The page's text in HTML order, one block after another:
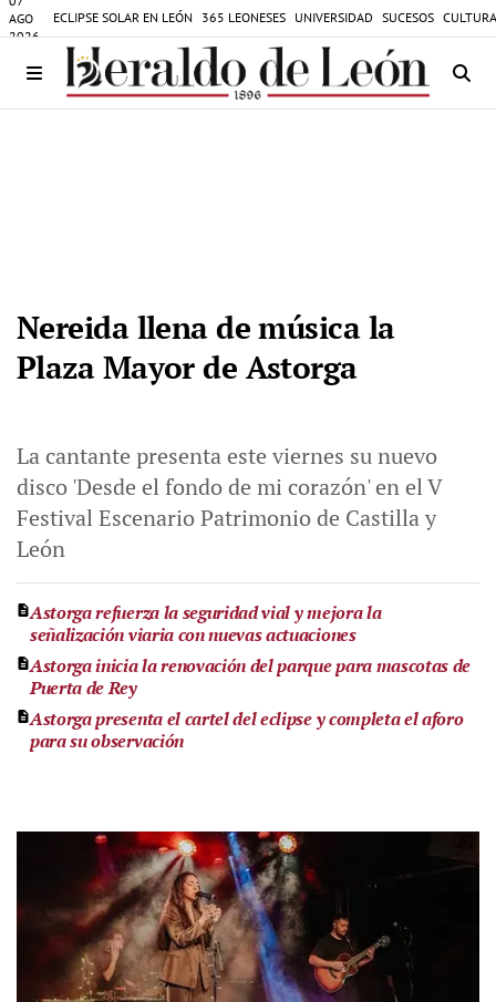
AGO
2026
ECLIPSE SOLAR EN LEÓN 365 LEONESES UNIVERSIDAD SUCESOS
Nereida llena de música la
Plaza Mayor de Astorga
La cantante presenta este viernes su nuevo
disco 'Desde el fondo de mi corazón' en el V
Festival Escenario Patrimonio de Castilla y
León
Astorga refuerza la seguridad vial y mejora la
señalización viaria con nuevas actuaciones
Astorga inicia la renovación del parque para mascotas de
Puerta de Rey
Astorga presenta el cartel del eclipse y completa el aforo
para su observación